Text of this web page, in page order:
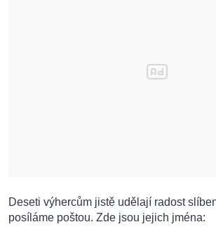
Deseti výhercům jistě udělají radost
posíláme poštou. Zde jsou jejich jména: